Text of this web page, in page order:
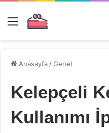
Menü
Anasayfa /Genel
Kelepçeli
Kullanımı